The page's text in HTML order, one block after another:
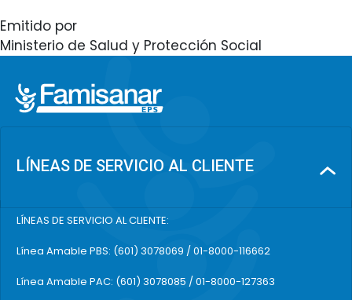
Emitido por
Ministerio de Salud y Protección Social
LÍNEAS DE SERVICIO AL CLIENTE
LÍNEAS DE SERVICIO AL CLIENTE:
Línea Amable PBS: (601) 3078069 / 01-8000-116662
Línea Amable PAC: (601) 3078085 / 01-8000-127363